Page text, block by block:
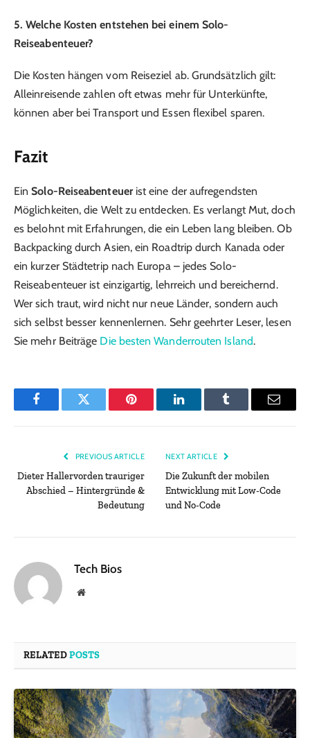
5. Welche Kosten entstehen bei einem Solo-
Reiseabenteuer?
Die Kosten hängen vom Reiseziel ab. Grundsätzlich gilt:
Alleinreisende zahlen oft etwas mehr für Unterkünfte,
können aber bei Transport und Essen flexibel sparen.
Fazit
EinSolo-Reiseabenteuerist eine der aufregendsten
Möglichkeiten, die Welt zu entdecken. Es verlangt Mut, doch
es belohnt mit Erfahrungen, die ein Leben lang bleiben. Ob
Backpacking durch Asien, ein Roadtrip durch Kanada oder
ein kurzer Städtetrip nach Europa – jedes Solo-
Reiseabenteuer ist einzigartig, lehrreich und bereichernd.
Wer sich traut, wird nicht nur neue Länder, sondern auch
sich selbst besser kennenlernen. Sehr geehrter Leser, lesen
Sie mehr Beiträge Die besten Wanderrouten Island.
FacebookTwitter Pinterest LinkedInTumblr Email
PREVIOUS ARTICLE
Dieter Hallervorden trauriger
Abschied – Hintergründe &
Bedeutung
NEXT ARTICLE
Die Zukunft der mobilen
Entwicklung mit Low-Code
und No-Code
Tech Bios
Website
RELATEDPOSTS